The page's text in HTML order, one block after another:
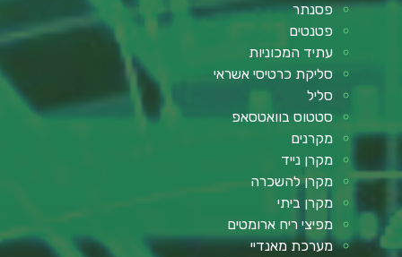
פסנתר
פטנטים
עתיד המכוניות
סליקת כרטיסי אשראי
סליל
סטטוס בוואטסאפ
מקרנים
מקרן נייד
מקרן להשכרה
מקרן ביתי
מפיצי ריח ארומטים
מערכת מאנדיי